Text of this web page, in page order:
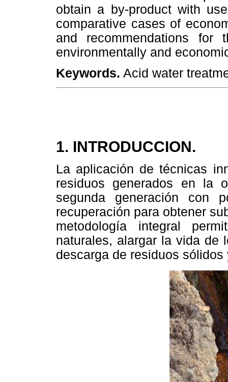
obtain a by-product with
comparative cases of
and recommendations for
environmentally and
Keywords. Acid water
1. INTRODUCCION.
La aplicación de técnicas
residuos generados en la
segunda generación con
recuperación para obtener
metodología integral
naturales, alargar la vida de
descarga de residuos